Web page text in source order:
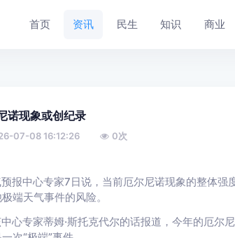
首页 资讯 民生 知识 商业
诺现象或创纪录
07-08 16:12:26 0次
报中心专家7日说，当前厄尔尼诺现象的整体
端天气事件的风险。
心专家蒂姆·斯托克代尔的话报道，今年的厄尔